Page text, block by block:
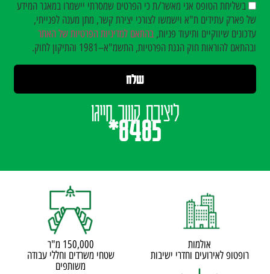
בשליחת הטופס אני מאשר/ת כי הפרטים שמסרתי יישמרו במאגר המידע
של פארק עתידים ת"א וישמשו לצורכי יצירת קשר, מתן מענה לפנייתי,
עדכונים שיווקיים ותיעוד פניות, בהתאם למדיניות הפרטיות של האתר
ובהתאם להוראות חוק הגנת הפרטיות, התשמ"א–1981 והתיקון לחוק.
ליצירת קשר חייגו
8485*
אולמות
רופטופ לאירועים וחדרי ישיבות
150,000 מ"ר
שטחי משרדים וחללי עבודה
משותפים